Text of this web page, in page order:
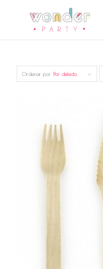
Ordenar por Por defecto